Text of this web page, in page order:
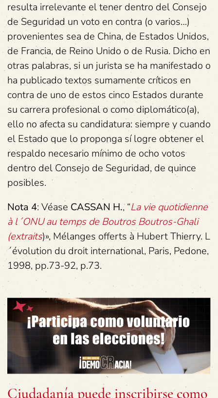
resulta irrelevante el tener dentro del Consejo
de Seguridad un voto en contra (o varios…)
provenientes sea de China, de Estados Unidos,
de Francia, de Reino Unido o de Rusia. Dicho en
otras palabras, si un jurista se ha manifestado o
ha publicado textos sumamente críticos en
contra de uno de estos cinco Estados durante
su carrera profesional o como diplomático(a),
ello no afecta su candidatura: siempre y cuando
el Estado que lo proponga sí logre obtener el
respaldo necesario mínimo de ocho votos
dentro del Consejo de Seguridad, de quince
posibles.
Nota 4: Véase CASSAN H., “La vie quotidienne
à l´ONU au temps de Boutros Boutros-Ghali
(extraits)», Mélanges offerts à Hubert Thierry. L
´évolution du droit international, Paris, Pedone,
1998, pp.73-92, p.73.
Ciudadanía puede inscribirse como